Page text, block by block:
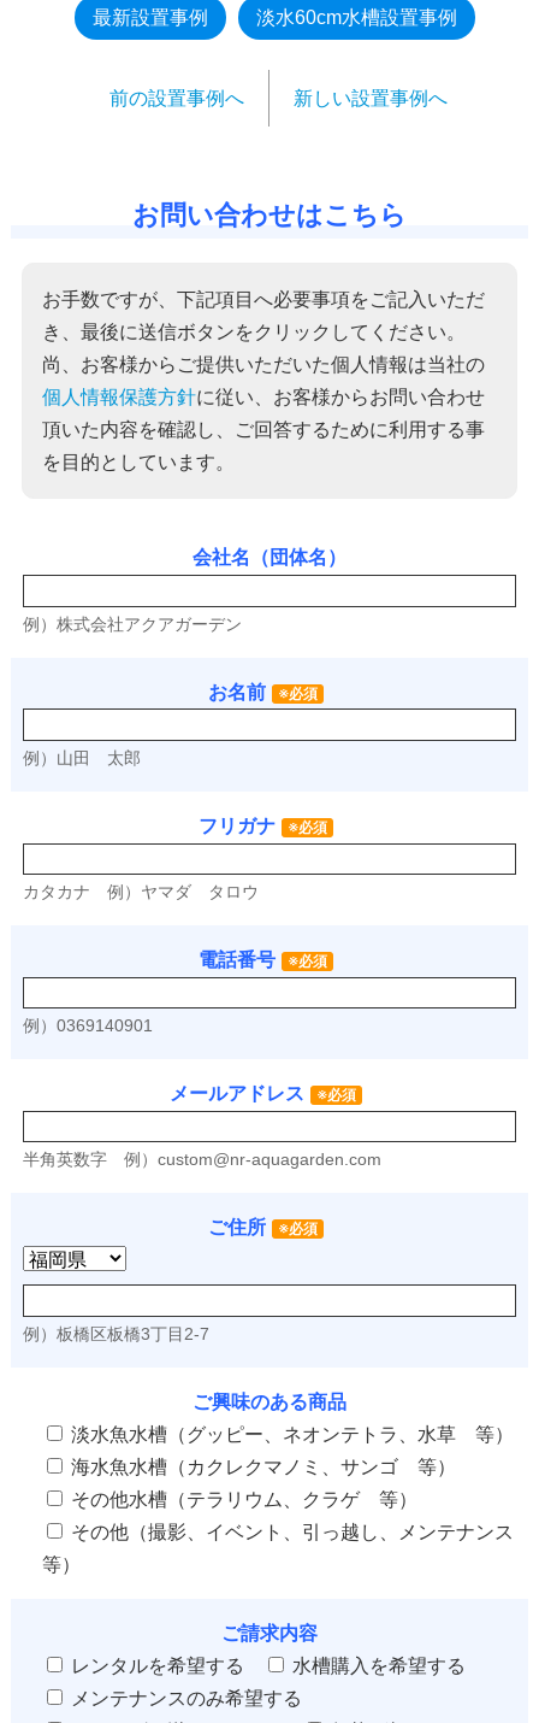
最新設置事例 淡水60cm水槽設置事例
前の設置事例へ 新しい設置事例へ
お問い合わせはこちら
お手数ですが、下記項目へ必要事項をご記入いただ
き、最後に送信ボタンをクリックしてください。
尚、お客様からご提供いただいた個人情報は当社の
個人情報保護方針に従い、お客様からお問い合わせ
頂いた内容を確認し、ご回答するために利用する事
を目的としています。
会社名（団体名）
例）株式会社アクアガーデン
お名前 ※必須
例）山田 太郎
フリガナ ※必須
カタカナ 例）ヤマダ タロウ
電話番号 ※必須
例）0369140901
メールアドレス ※必須
半角英数字例） custom@nr-aquagarden.com
ご住所 ※必須
例）板橋区板橋3丁目2-7
ご興味のある商品
淡水魚水槽（グッピー、ネオンテトラ、水草 等）
海水魚水槽（カクレクマノミ、サンゴ 等）
その他水槽（テラリウム、クラゲ 等）
その他（撮影、イベント、引っ越し、メンテナンス
等）
ご請求内容
レンタルを希望する
水槽購入を希望する
メンテナンスのみ希望する